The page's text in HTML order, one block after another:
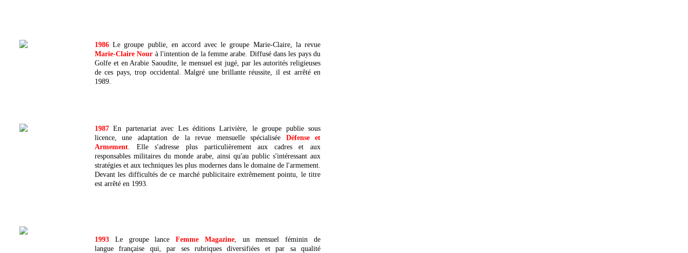
1986 Le groupe publie, en accord avec le groupe Marie-Claire, la revue
Marie-Claire Nour à l'intention de la femme arabe. Diffusé dans les pays du
Golfe et en Arabie Saoudite, le mensuel est jugé, par les autorités religieuses
de ces pays, trop occidental. Malgré une brillante réussite, il est arrêté en
1989.
1987 En partenariat avec Les éditions Larivière, le groupe publie sous
licence, une adaptation de la revue mensuelle spécialisée Défense et
Armement . Elle s'adresse plus particulièrement aux cadres et aux
responsables militaires du monde arabe, ainsi qu'au public s'intéressant aux
stratégies et aux techniques les plus modernes dans le domaine de l'armement.
Devant les difficultés de ce marché publicitaire extrêmement pointu, le titre
est arrêté en 1993.
1993 Le groupe lanceFemme Magazine, un mensuel féminin de
langue française qui, par ses rubriques diversifiées et par sa qualité